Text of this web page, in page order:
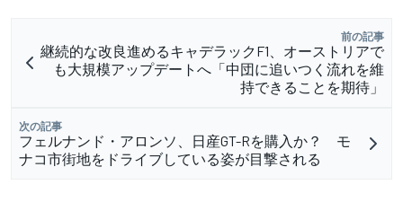
前の記事
継続的な改良進めるキャデラックF1、オーストリアで
も大規模アップデートへ「中団に追いつく流れを維
持できることを期待」
次の記事
フェルナンド・アロンソ、日産GT-Rを購入か？ モ
ナコ市街地をドライブしている姿が目撃される